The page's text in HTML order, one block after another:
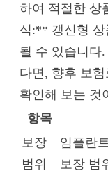
하여 적절한 상
식:** 갱신형 상
될 수 있습니다
다면, 향후 보
확인해 보는 것
항목
보장
범위
임플란
보장 범